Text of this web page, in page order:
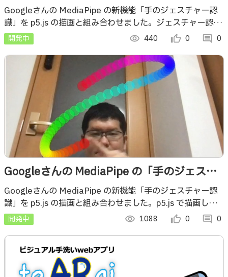
ャー認識」と p5.js の組み合わせ v2
Googleさんの MediaPipe の新機能「手のジェスチャー認
識」を p5.js の描画と組み合わせました。ジェスチャー認識
で円の動きの切り替えを行う仕組みを入れています
開発中 visibility 440 thumb_up_alt 0 comment 0
Googleさんの MediaPipe の「手のジェスチ
ャー認識」と p5.js の描画と組み合わせ
Googleさんの MediaPipe の新機能「手のジェスチャー認
識」を p5.js の描画と組み合わせました。p5.js で描画した
連なる円の動きの部分ではイージングも組み合わせています
開発中 visibility 1088 thumb_up_alt 0 comment 0